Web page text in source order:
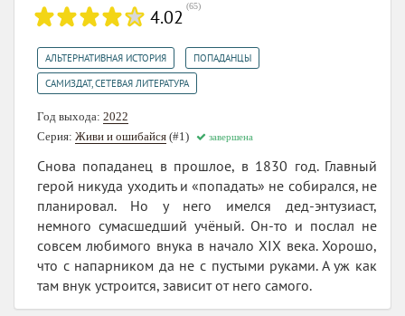
4.02 (65)
АЛЬТЕРНАТИВНАЯ ИСТОРИЯ ПОПАДАНЦЫ
САМИЗДАТ, СЕТЕВАЯ ЛИТЕРАТУРА
Год выхода: 2022
Серия: Живи и ошибайся (#1) завершена
Снова попаданец в прошлое, в 1830 год. Главный
герой никуда уходить и «попадать» не собирался, не
планировал. Но у него имелся дед-энтузиаст,
немного сумасшедший учёный. Он-то и послал не
совсем любимого внука в начало XIX века. Хорошо,
что с напарником да не с пустыми руками. А уж как
там внук устроится, зависит от него самого.